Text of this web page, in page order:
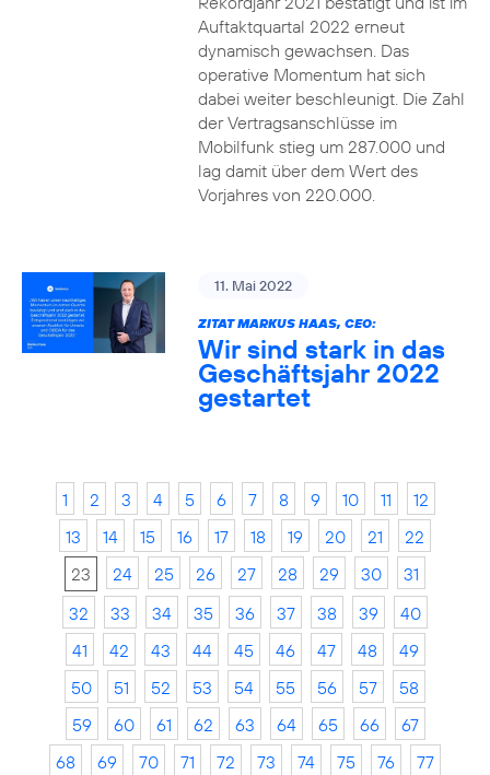
Auftaktquartal 2022 erneut
dynamisch gewachsen. Das
operative Momentum hat sich
dabei weiter beschleunigt. Die Zahl
der Vertragsanschlüsse im
Mobilfunk stieg um 287.000 und
lag damit über dem Wert des
Vorjahres von 220.000.
11. Mai 2022
ZITAT MARKUS HAAS, CEO:
Wir sind stark in das
Geschäftsjahr 2022
gestartet
1 2 3 4 5 6 7 8 9 10 11
12
13
14 15 16 17 18 19 20 21
22
23
24 25 26 27 28 29 30
31
32
33 34 35 36 37 38 39
40
41
42 43 44 45 46 47 48
49
50
51 52 53 54 55 56 57
58
59
60 61 62 63 64 65 66
67
68
69 70 71 72 73 74 75 76
77